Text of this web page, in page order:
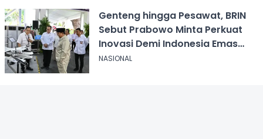
Genteng hingga Pesawat, BRIN
Sebut Prabowo Minta Perkuat
Inovasi Demi Indonesia Emas
2045
NASIONAL